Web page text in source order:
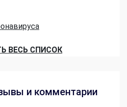
ВЕСЬ СПИСОК
и комментарии